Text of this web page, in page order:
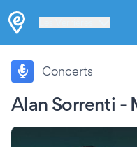
Alan Sorrenti -
Concerts